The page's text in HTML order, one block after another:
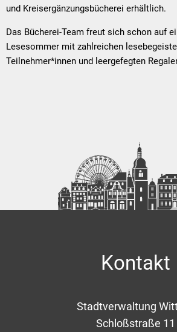
und Kreisergänzungsbücherei erhältlich.
Das Bücherei-Team freut sich schon auf
Lesesommer mit zahlreichen
Teilnehmer*innen und leergefegten
Kontakt
Stadtverwaltung
Schloßstraße 11